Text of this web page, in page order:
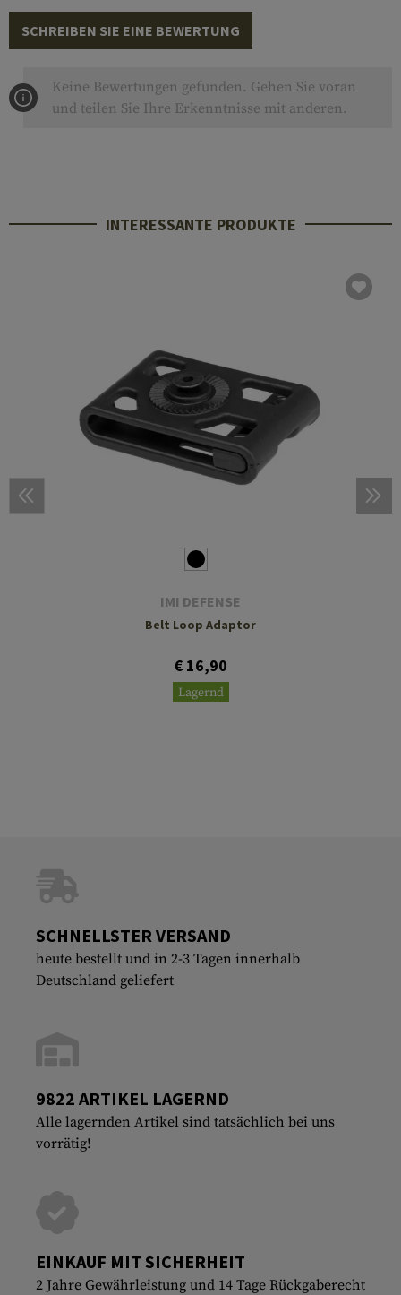
SCHREIBEN SIE EINE BEWERTUNG
Keine Bewertungen gefunden. Gehen Sie voran
und teilen Sie Ihre Erkenntnisse mit anderen.
INTERESSANTE PRODUKTE
IMI DEFENSE
Belt Loop Adaptor
€ 16,90
Lagernd
SCHNELLSTER VERSAND
heute bestellt und in 2-3 Tagen innerhalb
Deutschland geliefert
9822 ARTIKEL LAGERND
Alle lagernden Artikel sind tatsächlich bei uns
vorrätig!
EINKAUF MIT SICHERHEIT
2 Jahre Gewährleistung und 14 Tage Rückgaberecht